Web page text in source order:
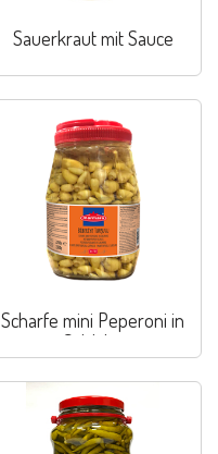
Sauerkraut mit Sauce
Scharfe mini Peperoni in
Salzlake